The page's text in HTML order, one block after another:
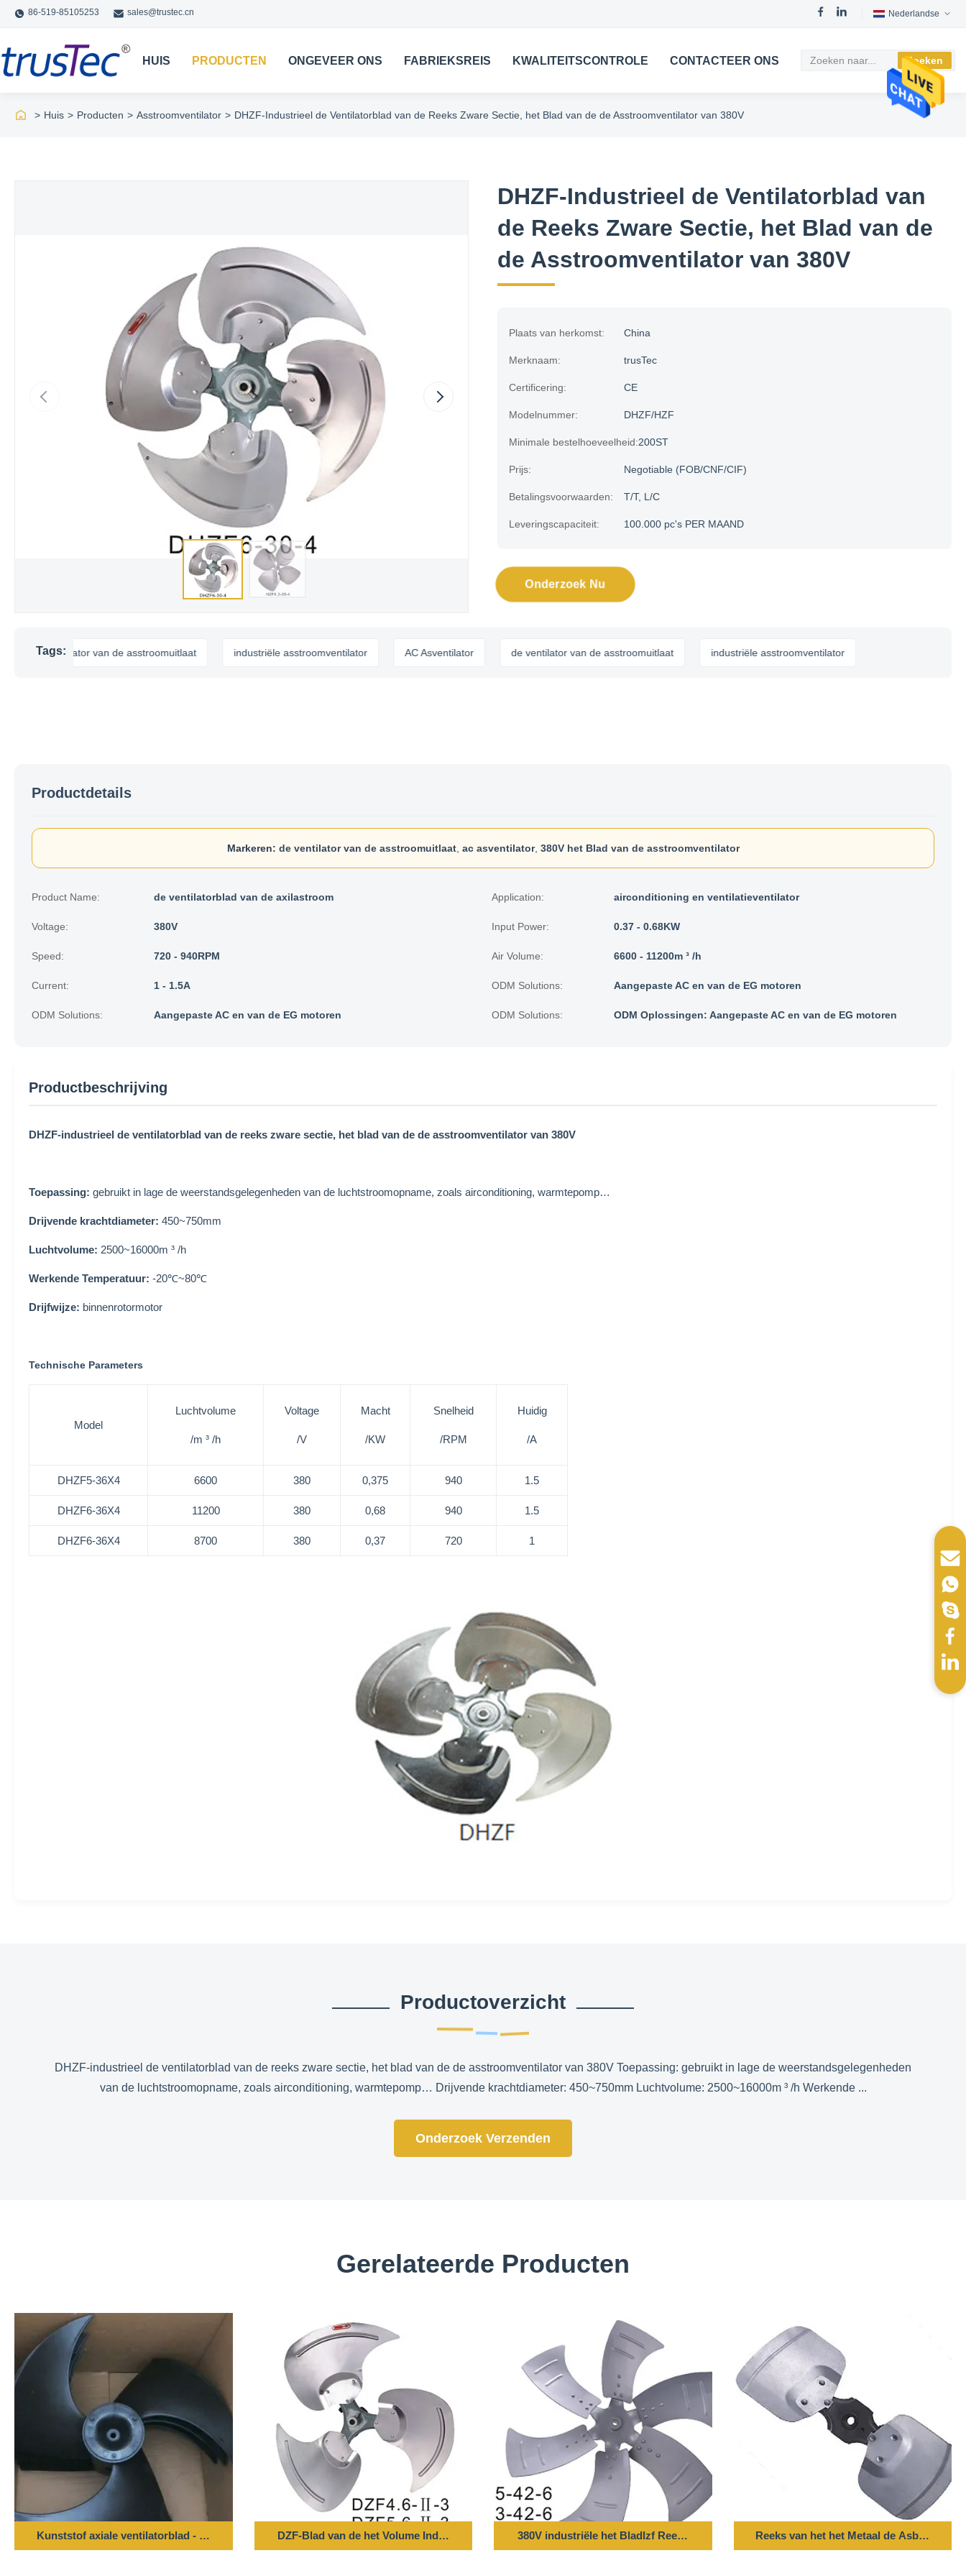
86-519-85105253 sales@trustec.cn Nederlandse
HUIS PRODUCTEN ONGEVEER ONS FABRIEKSREIS KWALITEITSCONTROLE CONTACTEER ONS Zoeken
> Huis > Producten > Asstroomventilator > DHZF-Industrieel de Ventilatorblad van de Reeks Zware Sectie, het Blad van de de Asstroomventilator van 380V
DHZF-Industrieel de Ventilatorblad van
de Reeks Zware Sectie, het Blad van de
de Asstroomventilator van 380V
Plaats van herkomst: China
Merknaam: trusTec
Certificering: CE
Modelnummer: DHZF/HZF
Minimale bestelhoeveelheid:200ST
Prijs: Negotiable (FOB/CNF/CIF)
Betalingsvoorwaarden: T/T, L/C
Leveringscapaciteit: 100.000 pc's PER MAAND
Onderzoek Nu
Tags:
ventilator van de asstroomuitlaat industriële asstroomventilator AC Asventilator de ventilator van de asstroomuitlaat industriële asstroomventilator
Productdetails
Markeren: de ventilator van de asstroomuitlaat, ac asventilator, 380V het Blad van de asstroomventilator
Product Name: de ventilatorblad van de axilastroom Application: airconditioning en ventilatieventilator
Voltage: 380V Input Power: 0.37 - 0.68KW
Speed: 720 - 940RPM Air Volume: 6600 - 11200m ³ /h
Current: 1 - 1.5A ODM Solutions: Aangepaste AC en van de EG motoren
ODM Solutions: Aangepaste AC en van de EG motoren ODM Solutions: ODM Oplossingen: Aangepaste AC en van de EG motoren
Productbeschrijving
DHZF-industrieel de ventilatorblad van de reeks zware sectie, het blad van de de asstroomventilator van 380V
Toepassing: gebruikt in lage de weerstandsgelegenheden van de luchtstroomopname, zoals airconditioning, warmtepomp…
Drijvende krachtdiameter: 450~750mm
Luchtvolume: 2500~16000m ³ /h
Werkende Temperatuur: -20℃~80℃
Drijfwijze: binnenrotormotor
Technische Parameters
Model
Luchtvolume
/m ³ /h
Voltage
/V
Macht
/KW
Snelheid
/RPM
Huidig
/A
DHZF5-36X4 6600 380 0,375 940 1.5
DHZF6-36X4 11200 380 0,68 940 1.5
DHZF6-36X4 8700 380 0,37 720 1
Productoverzicht
DHZF-industrieel de ventilatorblad van de reeks zware sectie, het blad van de de asstroomventilator van 380V Toepassing: gebruikt in lage de weerstandsgelegenheden
van de luchtstroomopname, zoals airconditioning, warmtepomp… Drijvende krachtdiameter: 450~750mm Luchtvolume: 2500~16000m ³ /h Werkende ...
Onderzoek Verzenden
Gerelateerde Producten
Kunststof axiale ventilatorblad - 496*143-12 boringDZF-Blad van de het Volume Industriële Asventilator van de Reeks het Hoge Lucht, de Drijvende kracht van de Metaalventilator
380V industriële het Bladlzf Reeks 20000m ³ van de Airconditionings Asventilator/h-
Reeks van het het Metaal de Asblad FZF